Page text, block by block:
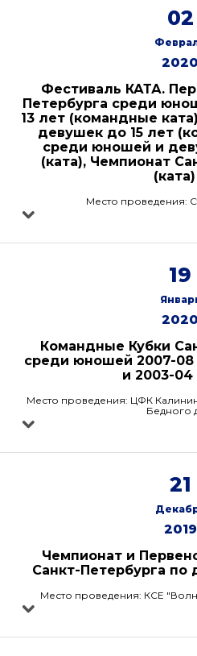
02
2020
Фестиваль КАТА.
Петербурга среди
13 лет (командные
девушек до 15 лет
среди юношей и
(ката), Чемпионат
(ката)
Место проведения:
19
2020
Командные Кубки
среди юношей 2007-08
и 2003-04
Место проведения: ЦФК
Бедного
21
2019
Чемпионат и
Санкт-Петербурга по
Место проведения: КСЕ